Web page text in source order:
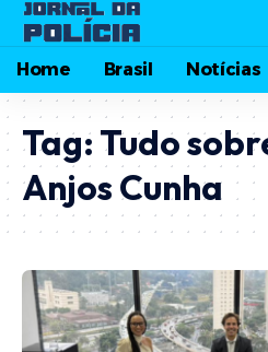
Home Brasil Notícias
Tag: Tudo
Anjos Cunha